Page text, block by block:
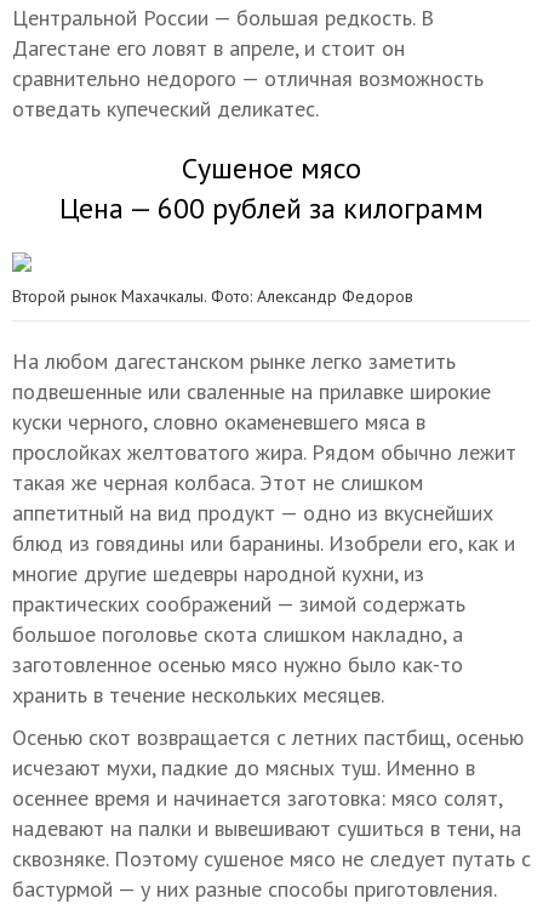
Центральной России — большая редкость. В
Дагестане его ловят в апреле, и стоит он
сравнительно недорого — отличная возможность
отведать купеческий деликатес.
Сушеное мясо
Цена — 600 рублей за килограмм
Второй рынок Махачкалы. Фото: Александр Федоров
На любом дагестанском рынке легко заметить
подвешенные или сваленные на прилавке широкие
куски черного, словно окаменевшего мяса в
прослойках желтоватого жира. Рядом обычно лежит
такая же черная колбаса. Этот не слишком
аппетитный на вид продукт — одно из вкуснейших
блюд из говядины или баранины. Изобрели его, как и
многие другие шедевры народной кухни, из
практических соображений — зимой содержать
большое поголовье скота слишком накладно, а
заготовленное осенью мясо нужно было как-то
хранить в течение нескольких месяцев.
Осенью скот возвращается с летних пастбищ, осенью
исчезают мухи, падкие до мясных туш. Именно в
осеннее время и начинается заготовка: мясо солят,
надевают на палки и вывешивают сушиться в тени, на
сквозняке. Поэтому сушеное мясо не следует путать с
бастурмой — у них разные способы приготовления.